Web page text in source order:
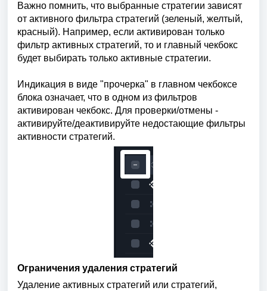
Важно помнить, что выбранные стратегии зависят
от активного фильтра стратегий (зеленый, желтый,
красный). Например, если активирован только
фильтр активных стратегий, то и главный чекбокс
будет выбирать только активные стратегии.
Индикация в виде "прочерка" в главном чекбоксе
блока означает, что в одном из фильтров
активирован чекбокс. Для проверки/отмены -
активируйте/деактивируйте недостающие фильтры
активности стратегий.
Ограничения удаления стратегий
Удаление активных стратегий или стратегий,